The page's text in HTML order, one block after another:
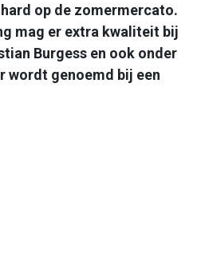
op de zomermercato.
mag er extra kwaliteit bij
Burgess en ook onder
wordt genoemd bij een